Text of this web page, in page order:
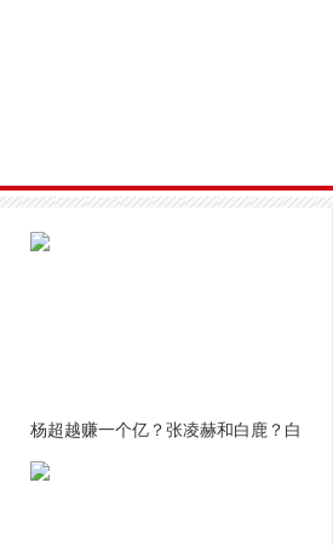
杨超越赚一个亿？张凌赫和白鹿？白